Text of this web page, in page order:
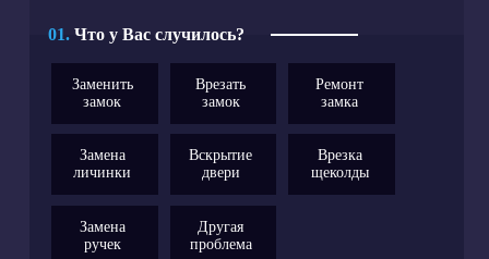
01. Что у Вас случилось?
Заменить
замок
Врезать
замок
Ремонт
замка
Замена
личинки
Вскрытие
двери
Врезка
щеколды
Замена
ручек
Другая
проблема